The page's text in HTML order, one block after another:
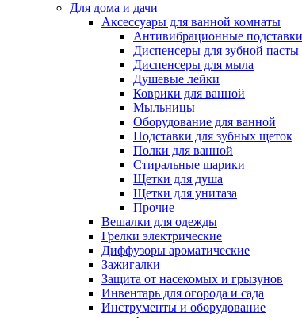
Для дома и дачи
Аксессуары для ванной комнаты
Антивибрационные подставки
Диспенсеры для зубной пасты
Диспенсеры для мыла
Душевые лейки
Коврики для ванной
Мыльницы
Оборудование для ванной
Подставки для зубных щеток
Полки для ванной
Стиральные шарики
Щетки для душа
Щетки для унитаза
Прочие
Вешалки для одежды
Грелки электрические
Диффузоры ароматические
Зажигалки
Защита от насекомых и грызунов
Инвентарь для огорода и сада
Инструменты и оборудование